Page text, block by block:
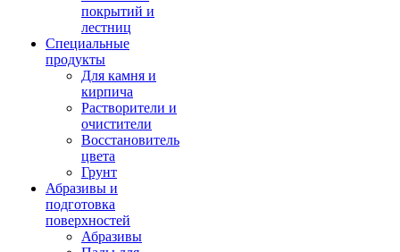
покрытий и
лестниц
Специальные
продукты
Для камня и
кирпича
Растворители и
очистители
Восстановитель
цвета
Грунт
Абразивы и
подготовка
поверхностей
Абразивы